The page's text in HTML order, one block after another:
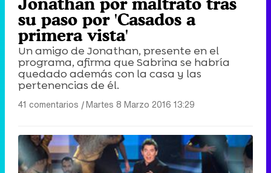
Jonathan por maltrato tras
su paso por 'Casados a
primera vista'
Un amigo de Jonathan, presente en el
programa, afirma que Sabrina se habría
quedado además con la casa y las
pertenencias de él.
41 comentarios |Martes 8 Marzo 2016 13:29